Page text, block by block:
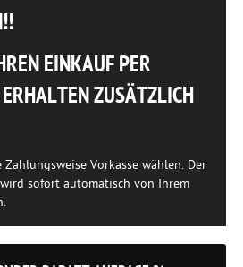
EINKAUF PER
ZUSÄTZLICH
Vorkasse wählen. Der
sofort automatisch von Ihrem